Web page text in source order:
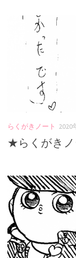
らくがきノート 2020
★らくがき